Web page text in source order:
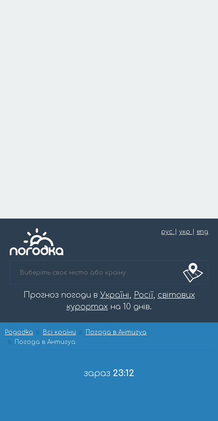
рус укр eng
Прогноз погоди в Україні, Росії, світових
курортах на 10 днів.
Pogodka Всі країни
Погода в Антигуа
Погода в Антигуа
зараз 23:12